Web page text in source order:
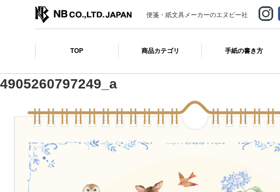
便箋・紙文具メーカーのエヌビー社
TOP 商品カテゴリ 手紙の書き方
4905260797249_a